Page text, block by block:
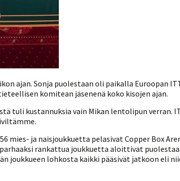
ajan. Sonja puolestaan oli paikalla Euroopan
komitean jäsenenä koko kisojen ajan.
tuli kustannuksia vain Mikan lentolipun verran.
mies- ja naisjoukkuetta pelasivat Copper Box
rankattua joukkuetta aloittivat
joukkueen lohkosta kaikki pääsivät jatkoon eli